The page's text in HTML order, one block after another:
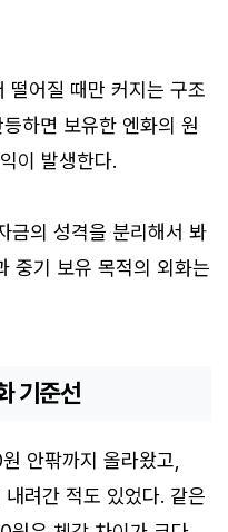
떨어질 때만 커지는 구조
하면 보유한 엔화의 원
이 발생한다.
금의 성격을 분리해서 봐
중기 보유 목적의 외화는
기준선
안팎까지 올라왔고,
려간 적도 있었다. 같은